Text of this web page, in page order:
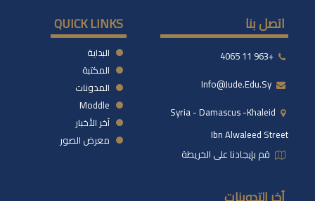
اتصل بنا
+963 11 4065
Syria - Damascus -khaleid
Ibn Alwaleed Street
قم بإيجادنا على الخريطة
QUICK LINKS
البداية
المكتبة
المدونات
Moddle
آخر الأخبار
معرض الصور